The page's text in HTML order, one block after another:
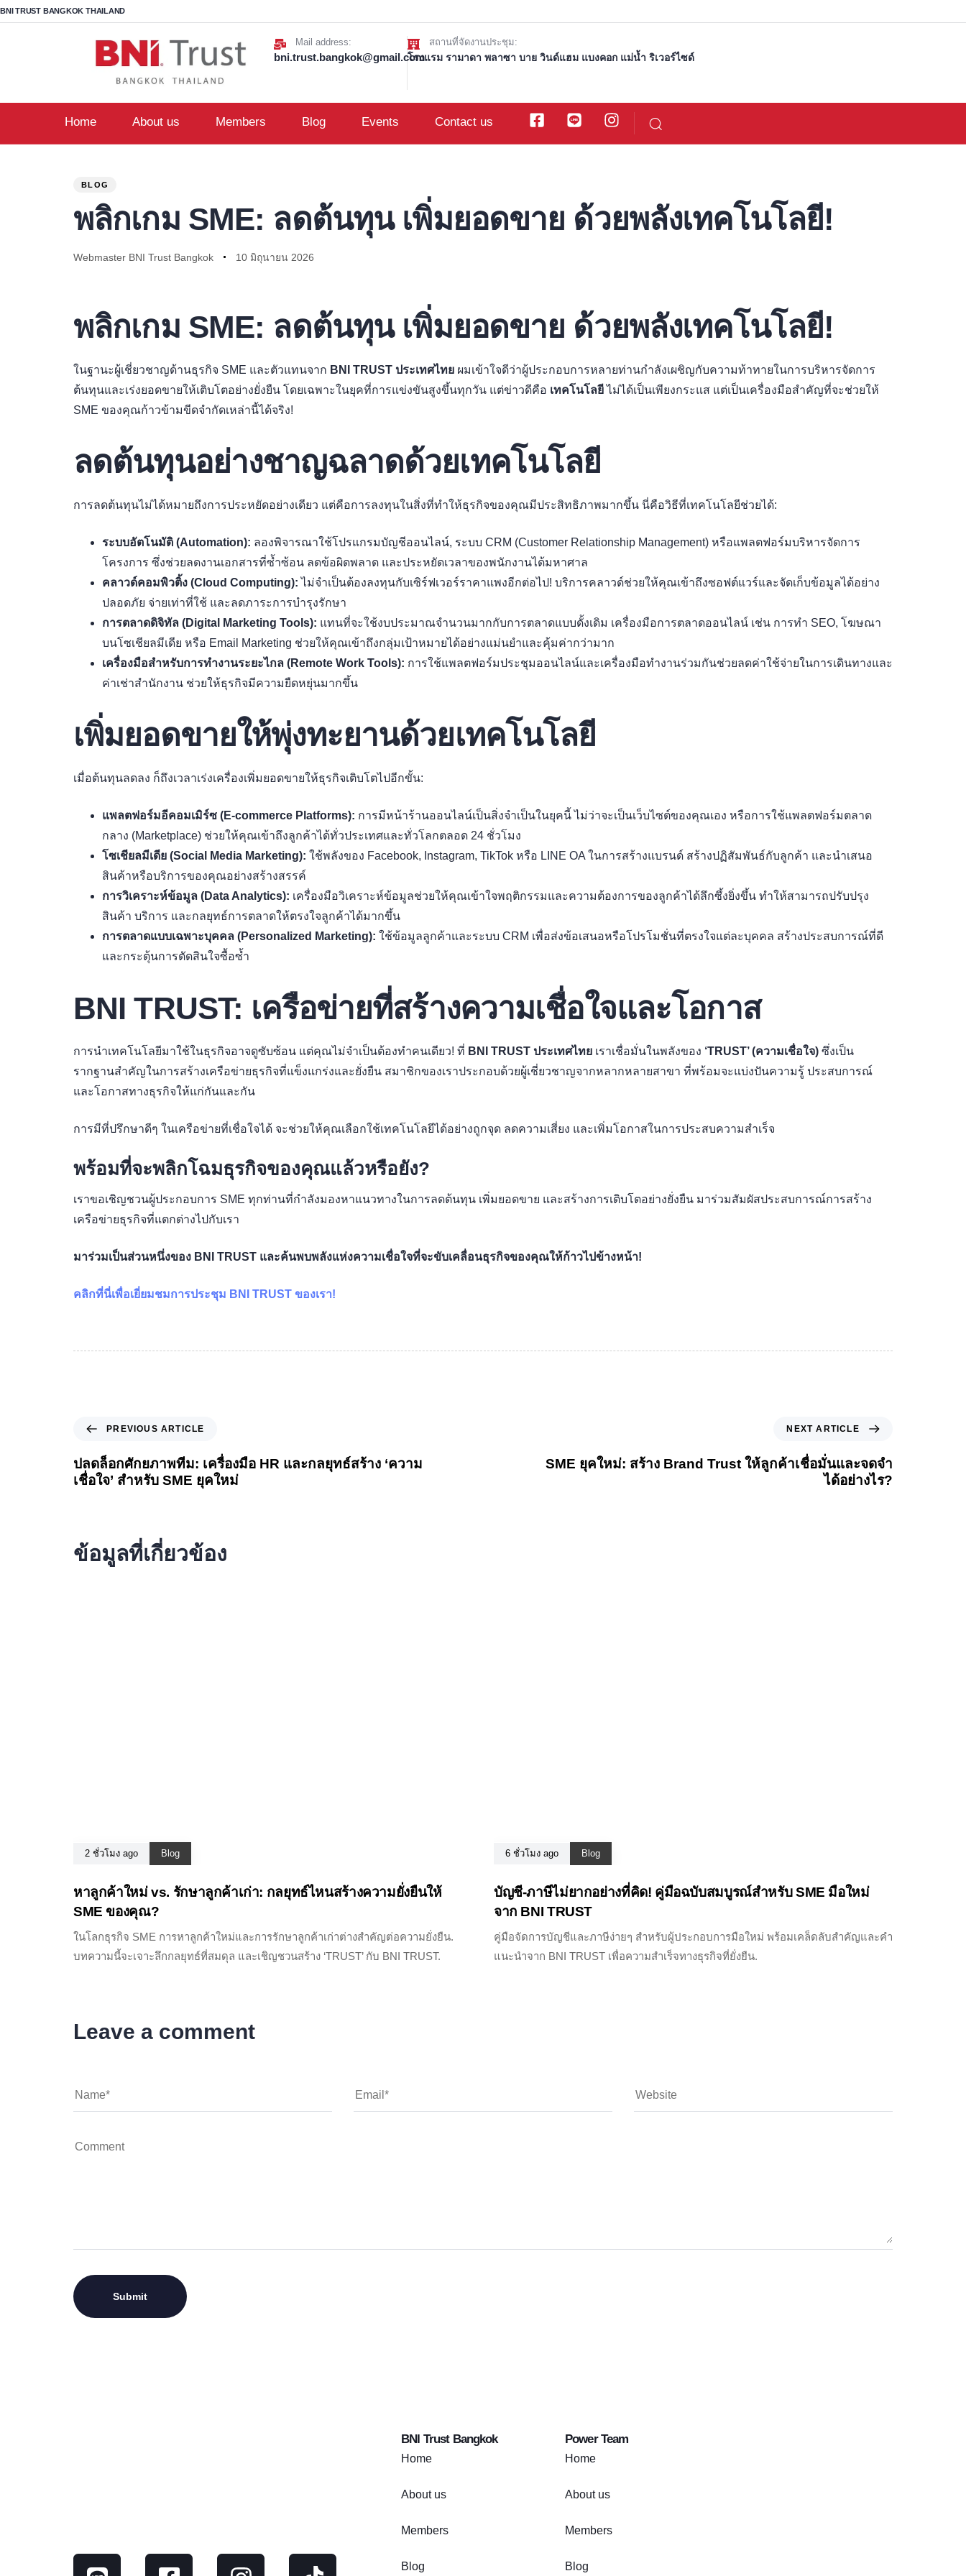
BNI TRUST BANGKOK THAILAND
Mail address:
bni.trust.bangkok@gmail.com
สถานที่จัดงานประชุม:
โรงแรม รามาดา พลาซา บาย วินด์แฮม แบงคอก แม่น้ำ ริเวอร์ไซด์
Home About us Members Blog Events Contact us
BLOG
พลิกเกม SME: ลดต้นทุน เพิ่มยอดขาย ด้วยพลังเทคโนโลยี!
Webmaster BNI Trust Bangkok 10 มิถุนายน 2026
พลิกเกม SME: ลดต้นทุน เพิ่มยอดขาย ด้วยพลังเทคโนโลยี!
ในฐานะผู้เชี่ยวชาญด้านธุรกิจ SME และตัวแทนจาก BNI TRUST ประเทศไทย ผมเข้าใจดีว่าผู้ประกอบการหลายท่านกำลังเผชิญกับความท้าทายในการบริหารจัดการ
ต้นทุนและเร่งยอดขายให้เติบโตอย่างยั่งยืน โดยเฉพาะในยุคที่การแข่งขันสูงขึ้นทุกวัน แต่ข่าวดีคือ เทคโนโลยีไม่ได้เป็นเพียงกระแส แต่เป็นเครื่องมือสำคัญที่จะช่วยให้
SME ของคุณก้าวข้ามขีดจำกัดเหล่านี้ได้จริง!
ลดต้นทุนอย่างชาญฉลาดด้วยเทคโนโลยี
การลดต้นทุนไม่ได้หมายถึงการประหยัดอย่างเดียว แต่คือการลงทุนในสิ่งที่ทำให้ธุรกิจของคุณมีประสิทธิภาพมากขึ้น นี่คือวิธีที่เทคโนโลยีช่วยได้:
ระบบอัตโนมัติ (Automation): ลองพิจารณาใช้โปรแกรมบัญชีออนไลน์, ระบบ CRM (Customer Relationship Management) หรือแพลตฟอร์มบริหารจัดการ
โครงการ ซึ่งช่วยลดงานเอกสารที่ซ้ำซ้อน ลดข้อผิดพลาด และประหยัดเวลาของพนักงานได้มหาศาล
คลาวด์คอมพิวติ้ง (Cloud Computing): ไม่จำเป็นต้องลงทุนกับเซิร์ฟเวอร์ราคาแพงอีกต่อไป! บริการคลาวด์ช่วยให้คุณเข้าถึงซอฟต์แวร์และจัดเก็บข้อมูลได้อย่าง
ปลอดภัย จ่ายเท่าที่ใช้ และลดภาระการบำรุงรักษา
การตลาดดิจิทัล (Digital Marketing Tools): แทนที่จะใช้งบประมาณจำนวนมากกับการตลาดแบบดั้งเดิม เครื่องมือการตลาดออนไลน์ เช่น การทำ SEO, โฆษณา
บนโซเชียลมีเดีย หรือ Email Marketing ช่วยให้คุณเข้าถึงกลุ่มเป้าหมายได้อย่างแม่นยำและคุ้มค่ากว่ามาก
เครื่องมือสำหรับการทำงานระยะไกล (Remote Work Tools): การใช้แพลตฟอร์มประชุมออนไลน์และเครื่องมือทำงานร่วมกันช่วยลดค่าใช้จ่ายในการเดินทางและ
ค่าเช่าสำนักงาน ช่วยให้ธุรกิจมีความยืดหยุ่นมากขึ้น
เพิ่มยอดขายให้พุ่งทะยานด้วยเทคโนโลยี
เมื่อต้นทุนลดลง ก็ถึงเวลาเร่งเครื่องเพิ่มยอดขายให้ธุรกิจเติบโตไปอีกขั้น:
แพลตฟอร์มอีคอมเมิร์ซ (E-commerce Platforms): การมีหน้าร้านออนไลน์เป็นสิ่งจำเป็นในยุคนี้ ไม่ว่าจะเป็นเว็บไซต์ของคุณเอง หรือการใช้แพลตฟอร์มตลาด
กลาง (Marketplace) ช่วยให้คุณเข้าถึงลูกค้าได้ทั่วประเทศและทั่วโลกตลอด 24 ชั่วโมง
โซเชียลมีเดีย (Social Media Marketing): ใช้พลังของ Facebook, Instagram, TikTok หรือ LINE OA ในการสร้างแบรนด์ สร้างปฏิสัมพันธ์กับลูกค้า และนำเสนอ
สินค้าหรือบริการของคุณอย่างสร้างสรรค์
การวิเคราะห์ข้อมูล (Data Analytics): เครื่องมือวิเคราะห์ข้อมูลช่วยให้คุณเข้าใจพฤติกรรมและความต้องการของลูกค้าได้ลึกซึ้งยิ่งขึ้น ทำให้สามารถปรับปรุง
สินค้า บริการ และกลยุทธ์การตลาดให้ตรงใจลูกค้าได้มากขึ้น
การตลาดแบบเฉพาะบุคคล (Personalized Marketing): ใช้ข้อมูลลูกค้าและระบบ CRM เพื่อส่งข้อเสนอหรือโปรโมชั่นที่ตรงใจแต่ละบุคคล สร้างประสบการณ์ที่ดี
และกระตุ้นการตัดสินใจซื้อซ้ำ
BNI TRUST: เครือข่ายที่สร้างความเชื่อใจและโอกาส
การนำเทคโนโลยีมาใช้ในธุรกิจอาจดูซับซ้อน แต่คุณไม่จำเป็นต้องทำคนเดียว! ที่ BNI TRUST ประเทศไทย เราเชื่อมั่นในพลังของ ‘TRUST’ (ความเชื่อใจ) ซึ่งเป็น
รากฐานสำคัญในการสร้างเครือข่ายธุรกิจที่แข็งแกร่งและยั่งยืน สมาชิกของเราประกอบด้วยผู้เชี่ยวชาญจากหลากหลายสาขา ที่พร้อมจะแบ่งปันความรู้ ประสบการณ์
และโอกาสทางธุรกิจให้แก่กันและกัน
การมีที่ปรึกษาดีๆ ในเครือข่ายที่เชื่อใจได้ จะช่วยให้คุณเลือกใช้เทคโนโลยีได้อย่างถูกจุด ลดความเสี่ยง และเพิ่มโอกาสในการประสบความสำเร็จ
พร้อมที่จะพลิกโฉมธุรกิจของคุณแล้วหรือยัง?
เราขอเชิญชวนผู้ประกอบการ SME ทุกท่านที่กำลังมองหาแนวทางในการลดต้นทุน เพิ่มยอดขาย และสร้างการเติบโตอย่างยั่งยืน มาร่วมสัมผัสประสบการณ์การสร้าง
เครือข่ายธุรกิจที่แตกต่างไปกับเรา
มาร่วมเป็นส่วนหนึ่งของ BNI TRUST และค้นพบพลังแห่งความเชื่อใจที่จะขับเคลื่อนธุรกิจของคุณให้ก้าวไปข้างหน้า!
คลิกที่นี่เพื่อเยี่ยมชมการประชุม BNI TRUST ของเรา!
PREVIOUS ARTICLE
ปลดล็อกศักยภาพทีม: เครื่องมือ HR และกลยุทธ์สร้าง ‘ความ
เชื่อใจ’ สำหรับ SME ยุคใหม่
NEXT ARTICLE
SME ยุคใหม่: สร้าง Brand Trust ให้ลูกค้าเชื่อมั่นและจดจำ
ได้อย่างไร?
ข้อมูลที่เกี่ยวข้อง
2 ชั่วโมง ago Blog
หาลูกค้าใหม่ vs. รักษาลูกค้าเก่า: กลยุทธ์ไหนสร้างความยั่งยืนให้
SME ของคุณ?
ในโลกธุรกิจ SME การหาลูกค้าใหม่และการรักษาลูกค้าเก่าต่างสำคัญต่อความยั่งยืน.
บทความนี้จะเจาะลึกกลยุทธ์ที่สมดุล และเชิญชวนสร้าง ‘TRUST’ กับ BNI TRUST.
6 ชั่วโมง ago Blog
บัญชี-ภาษีไม่ยากอย่างที่คิด! คู่มือฉบับสมบูรณ์สำหรับ SME มือใหม่
จาก BNI TRUST
คู่มือจัดการบัญชีและภาษีง่ายๆ สำหรับผู้ประกอบการมือใหม่ พร้อมเคล็ดลับสำคัญและคำ
แนะนำจาก BNI TRUST เพื่อความสำเร็จทางธุรกิจที่ยั่งยืน.
Leave a comment
BNI Trust Bangkok
Home
About us
Members
Blog
Power Team
Home
About us
Members
Blog